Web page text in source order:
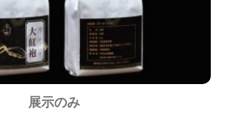
展示のみ